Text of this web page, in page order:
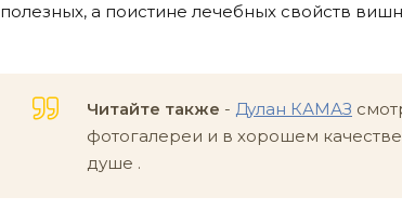
полезных, а поистине лечебных свойств
Читайте также - Дулан КАМАЗ
фотогалереи и в хорошем
душе .